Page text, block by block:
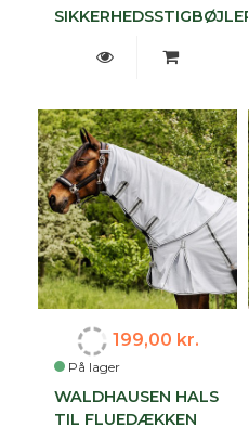
SIKKERHEDSSTIGBØJLER
På lager
199,00 kr.
WALDHAUSEN HALS
TIL FLUEDÆKKEN